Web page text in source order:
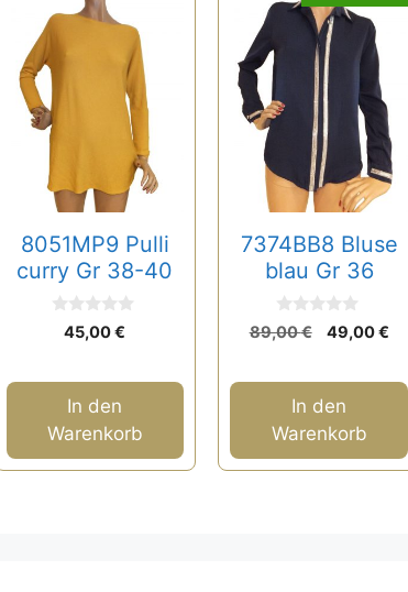
8051MP9 Pulli
curry Gr 38-40
5
45,00€
In den
Warenkorb
7374BB8 Bluse
blau Gr 36
0
v
5
89,00€
war:
89,00 €
49,00€
In den
Warenkorb